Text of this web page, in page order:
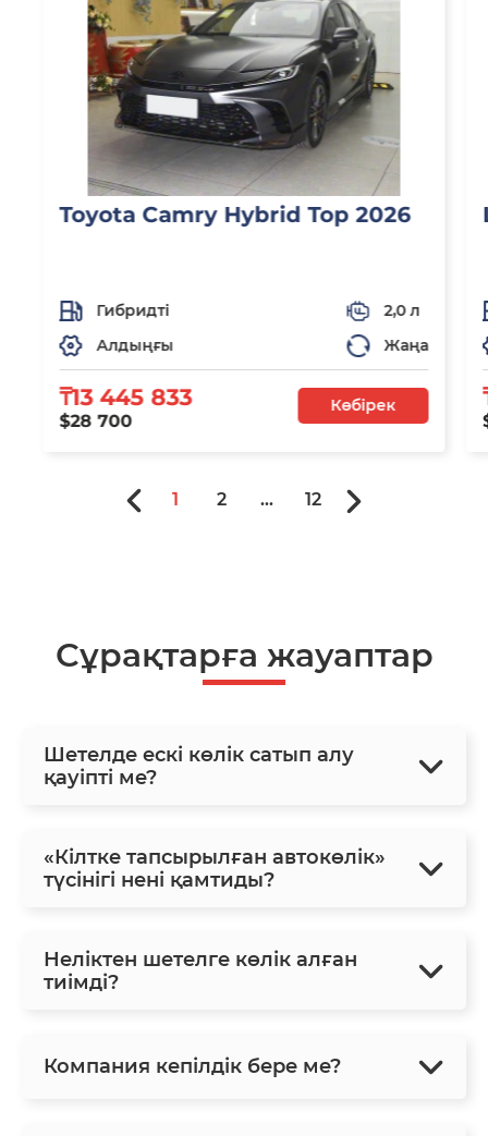
Toyota Camry Hybrid Top 2026
Гибридті
2,0 л
Алдыңғы
Жаңа
₸13 445 833
$28 700
Көбірек
1 2 ... 12
Сұрақтарға жауаптар
Шетелде ескі көлік сатып алу
қауіпті ме?
«Кілтке тапсырылған автокөлік»
түсінігі нені қамтиды?
Неліктен шетелге көлік алған
тиімді?
Компания кепілдік бере ме?